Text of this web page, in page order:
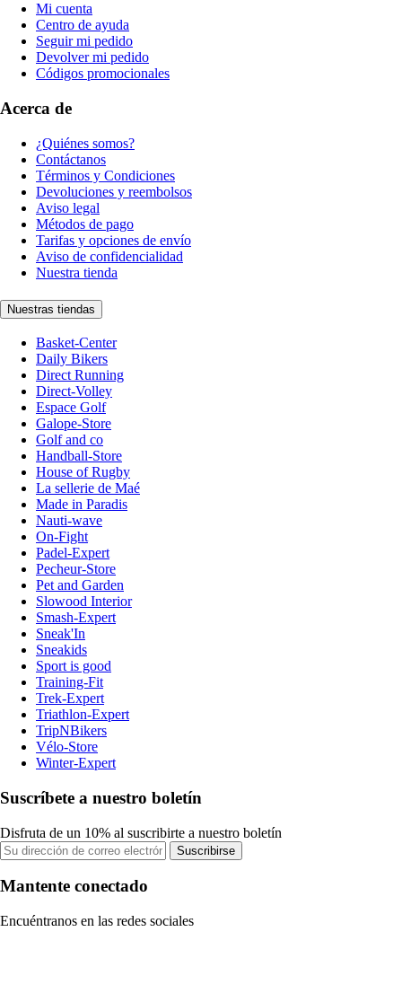
Mi cuenta
Centro de ayuda
Seguir mi pedido
Devolver mi pedido
Códigos promocionales
Acerca de
¿Quiénes somos?
Contáctanos
Términos y Condiciones
Devoluciones y reembolsos
Aviso legal
Métodos de pago
Tarifas y opciones de envío
Aviso de confidencialidad
Nuestra tienda
Nuestras tiendas
Basket-Center
Daily Bikers
Direct Running
Direct-Volley
Espace Golf
Galope-Store
Golf and co
Handball-Store
House of Rugby
La sellerie de Maé
Made in Paradis
Nauti-wave
On-Fight
Padel-Expert
Pecheur-Store
Pet and Garden
Slowood Interior
Smash-Expert
Sneak'In
Sneakids
Sport is good
Training-Fit
Trek-Expert
Triathlon-Expert
TripNBikers
Vélo-Store
Winter-Expert
Suscríbete a nuestro boletín
Disfruta de un 10% al suscribirte a nuestro boletín
Suscribirse
Mantente conectado
Encuéntranos en las redes sociales